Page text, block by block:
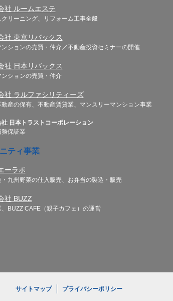
社 ルームエステ
クリーニング、リフォーム工事全般
社 東京リバックス
ンションの売買・仲介／不動産投資セミナーの開催
社 日本リバックス
ンションの売買・仲介
社 ラルファシリティーズ
動産の保有、不動産賃貸業、マンスリーマンション事業
社 日本トラストコーポレーション
保証業
ティ事業
ーラボ
・九州野菜の仕入販売、お弁当の製造・販売
社 BUZZ
、BUZZ CAFE（親子カフェ）の運営
サイトマップ プライバシーポリシー